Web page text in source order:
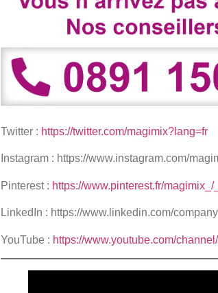
Twitter : https://twitter.com/magimix?lang=fr
Instagram : https://www.instagram.com/
Pinterest : https://www.pinterest.fr/magimix_/
LinkedIn : https://www.linkedin.com/
YouTube : https://www.youtube.com/